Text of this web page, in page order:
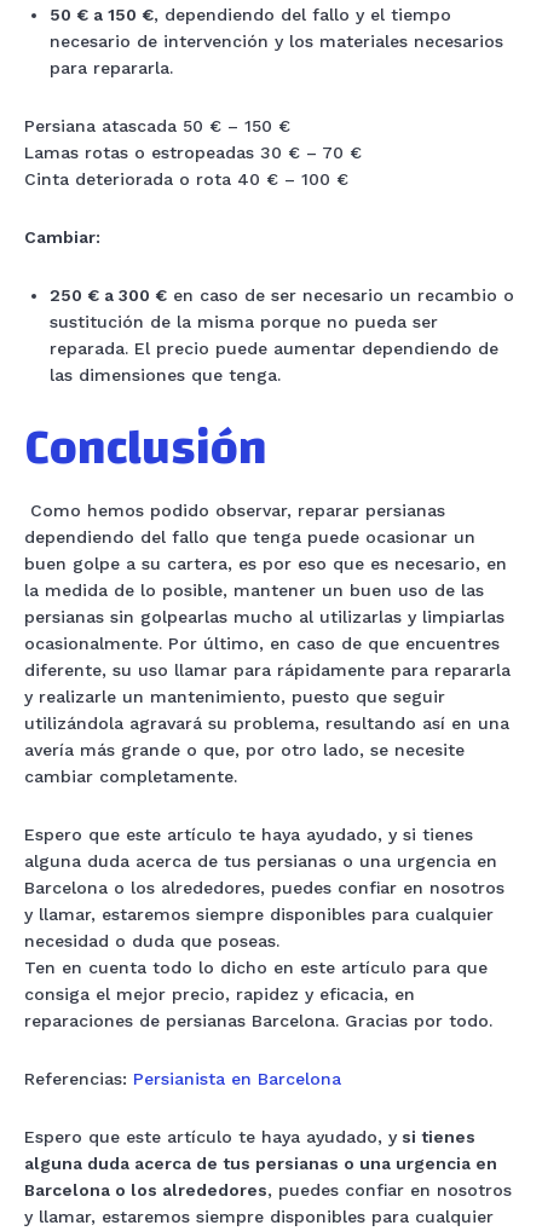
50 € a 150 €, dependiendo del fallo y el tiempo
necesario de intervención y los materiales necesarios
para repararla.
Persiana atascada 50 € – 150 €
Lamas rotas o estropeadas 30 € – 70 €
Cinta deteriorada o rota 40 € – 100 €
Cambiar:
250 € a 300 € en caso de ser necesario un recambio o
sustitución de la misma porque no pueda ser
reparada. El precio puede aumentar dependiendo de
las dimensiones que tenga.
Conclusión
Como hemos podido observar, reparar persianas
dependiendo del fallo que tenga puede ocasionar un
buen golpe a su cartera, es por eso que es necesario, en
la medida de lo posible, mantener un buen uso de las
persianas sin golpearlas mucho al utilizarlas y limpiarlas
ocasionalmente. Por último, en caso de que encuentres
diferente, su uso llamar para rápidamente para repararla
y realizarle un mantenimiento, puesto que seguir
utilizándola agravará su problema, resultando así en una
avería más grande o que, por otro lado, se necesite
cambiar completamente.
Espero que este artículo te haya ayudado, y si tienes
alguna duda acerca de tus persianas o una urgencia en
Barcelona o los alrededores, puedes confiar en nosotros
y llamar, estaremos siempre disponibles para cualquier
necesidad o duda que poseas.
Ten en cuenta todo lo dicho en este artículo para que
consiga el mejor precio, rapidez y eficacia, en
reparaciones de persianas Barcelona. Gracias por todo.
Referencias: Persianista en Barcelona
Espero que este artículo te haya ayudado, ysi tienes
alguna duda acerca de tus persianas o una urgencia en
Barcelona o los alrededores, puedes confiar en nosotros
y llamar, estaremos siempre disponibles para cualquier